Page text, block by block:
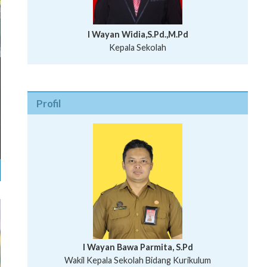
I Wayan Widia,S.Pd.,M.Pd
Kepala Sekolah
Profil
I Wayan Bawa Parmita, S.Pd
Wakil Kepala Sekolah Bidang Kurikulum
I Wayan Gede Aditya Pratita, S.Pd., M.Sn
Ni Wayan Nopi Sutantri, S.Pd.